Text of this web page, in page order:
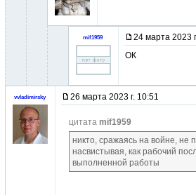
mif1959 24 марта 2023
ОК
vvladimirsky 26 марта 2023 г. 10:51
цитата mif1959
никто, сражаясь на войне, не
насвистывая, как рабочий
выполненной работы